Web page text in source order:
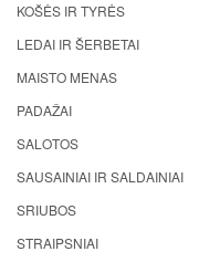
KOŠĖS IR TYRĖS
LEDAI IR ŠERBETAI
MAISTO MENAS
PADAŽAI
SALOTOS
SAUSAINIAI IR SALDAINIAI
SRIUBOS
STRAIPSNIAI